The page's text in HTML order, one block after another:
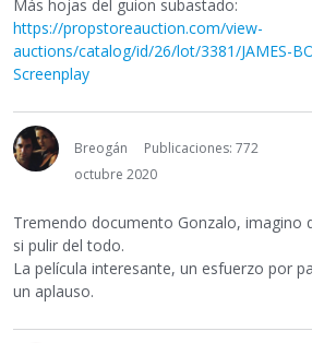
Más hojas del guion subastado:
https://propstoreauction.com/view-
auctions/catalog/id/26/lot/3381/JAMES-
Screenplay
Breogán
Publicaciones: 772
octubre 2020
Tremendo documento Gonzalo, imagino
si pulir del todo.
La película interesante, un esfuerzo por
un aplauso.